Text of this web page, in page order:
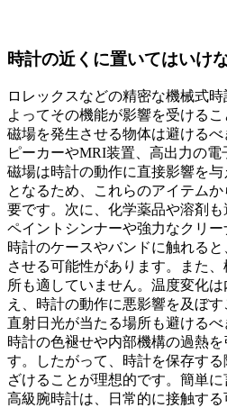
時計の近くに置いてはいけ
ロレックスなどの精密な機械式
よってその機能が影響を受ける
磁場を発生させる物体は避ける
ピーカーやMRI装置、高出力の電
磁場は時計の動作に直接影響を
となるため、これらのアイテム
要です。次に、化学薬品や溶剤
ペイントシンナーや強力なクリ
時計のケースやバンドに触れる
させる可能性があります。また
所も適していません。温度変化
え、時計の動作に悪影響を及ぼす
直射日光が当たる場所も避ける
時計の色褪せや内部機構の過熱
す。したがって、時計を保存す
ざけることが理想的です。簡単
高級腕時計は、日常的に接触す